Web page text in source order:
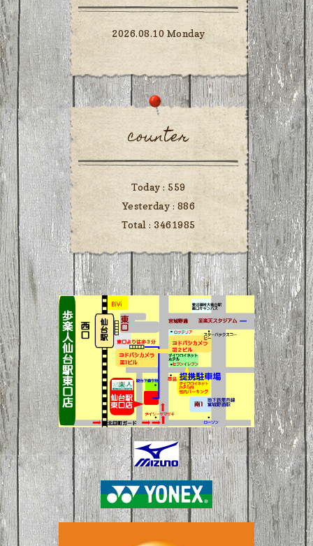
2026.08.10 Monday
counter
Today : 559
Yesterday : 886
Total : 3461985